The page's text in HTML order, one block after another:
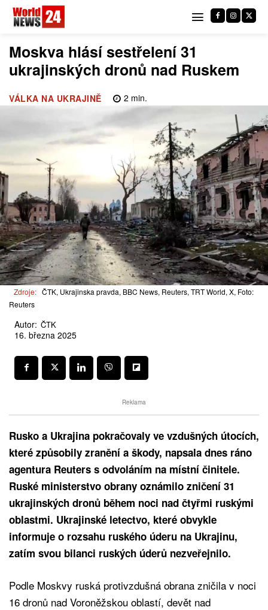
Moskva hlásí sestřelení 31
ukrajinských dronů nad Ruskem
VÁLKA NA UKRAJINĚ 2 min.
Zdroje: ČTK, Ukrajinska pravda, BBC News, Reuters, TRT World, X, Foto:
Reuters
Autor: ČTK
16. března 2025
Reklama
Rusko a Ukrajina pokračovaly ve vzdušných útocích,
které způsobily zranění a škody, napsala dnes ráno
agentura Reuters s odvoláním na místní činitele.
Ruské ministerstvo obrany oznámilo zničení 31
ukrajinských dronů během noci nad čtyřmi ruskými
oblastmi. Ukrajinské letectvo, které obvykle
informuje o rozsahu ruského úderu na Ukrajinu,
zatím svou bilanci ruských úderů nezveřejnilo.
Podle Moskvy ruská protivzdušná obrana zničila v noci
16 dronů nad Voroněžskou oblastí, devět nad